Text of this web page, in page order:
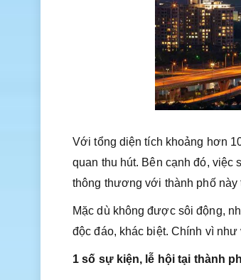
Với tổng diện tích khoảng hơn
quan thu hút. Bên cạnh đó, việc
thông thương với thành phố
Mặc dù không được sôi động,
độc đáo, khác biệt. Chính vì
1 số sự kiện, lễ hội tại thành